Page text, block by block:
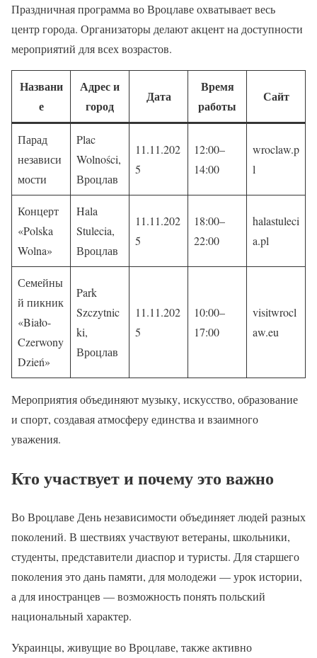
Праздничная программа во Вроцлаве охватывает весь
центр города. Организаторы делают акцент на доступности
мероприятий для всех возрастов.
Названи
е
Адрес и
город
Дата
Время
работы
Сайт
Парад
независи
мости
Plac
Wolności,
Вроцлав
11.11.202
5
12:00–
14:00
wroclaw.p
l
Концерт
«Polska
Wolna»
Hala
Stulecia,
Вроцлав
11.11.202
5
18:00–
22:00
halastuleci
a.pl
Семейны
й пикник
«Biało-
Czerwony
Dzień»
Park
Szczytnic
ki,
Вроцлав
11.11.202
5
10:00–
17:00
visitwrocl
aw.eu
Мероприятия объединяют музыку, искусство, образование
и спорт, создавая атмосферу единства и взаимного
уважения.
Кто участвует и почему это важно
Во Вроцлаве День независимости объединяет людей разных
поколений. В шествиях участвуют ветераны, школьники,
студенты, представители диаспор и туристы. Для старшего
поколения это дань памяти, для молодежи — урок истории,
а для иностранцев — возможность понять польский
национальный характер.
Украинцы, живущие во Вроцлаве, также активно